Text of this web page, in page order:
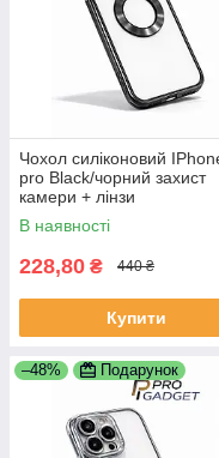
Чохол силіконовий
pro Black/чорний захист
камери + лінзи
В наявності
228,80 ₴ 440 ₴
Купити
–48% Подарунок